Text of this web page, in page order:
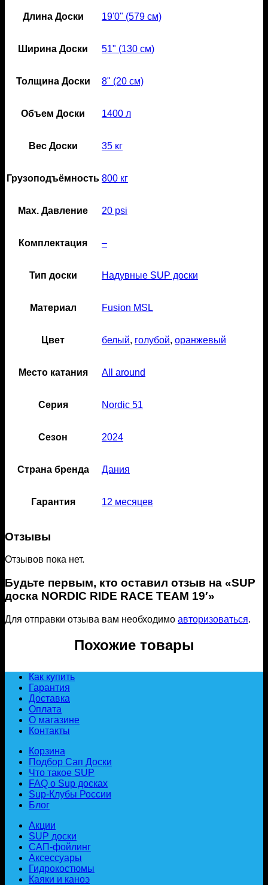
Длина Доски 19'0" (579 см)
Ширина Доски 51" (130 см)
Толщина Доски 8" (20 см)
Объем Доски 1400 л
Вес Доски 35 кг
Грузоподъёмность 800 кг
Мах. Давление 20 psi
Комплектация –
Тип доски Надувные SUP доски
Материал Fusion MSL
Цвет белый, голубой, оранжевый
Место катания All around
Серия Nordic 51
Сезон 2024
Страна бренда Дания
Гарантия 12 месяцев
Отзывы
Отзывов пока нет.
Будьте первым, кто оставил отзыв на «SUP
доска NORDIC RIDE RACE TEAM 19′»
Для отправки отзыва вам необходимо авторизоваться.
Похожие товары
Как купить
Гарантия
Доставка
Оплата
О магазине
Контакты
Корзина
Подбор Сап Доски
Что такое SUP
FAQ о Sup досках
Sup-Клубы России
Блог
Акции
SUP доски
САП-фойлинг
Аксессуары
Гидрокостюмы
Каяки и каноэ